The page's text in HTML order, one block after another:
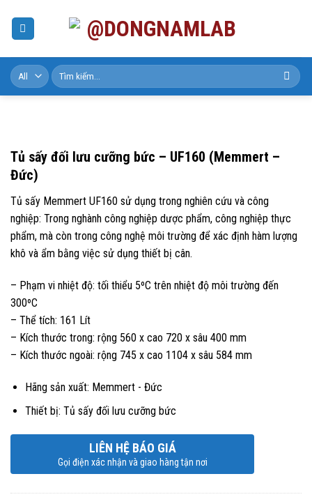
content
Tìm
kiếm:
Tủ sấy đối lưu cưỡng bức – UF160 (Memmert –
Đức)
Tủ sấy Memmert UF160 sử dụng trong nghiên cứu và công
nghiệp: Trong nghành công nghiệp dược phẩm, công nghiệp thực
phẩm, mà còn trong công nghệ môi trường để xác định hàm lượng
khô và ẩm bằng việc sử dụng thiết bị cân.
– Phạm vi nhiệt độ: tối thiểu 5ºC trên nhiệt độ môi trường đến
300ºC
– Thể tích: 161 Lít
– Kích thước trong: rộng 560 x cao 720 x sâu 400 mm
– Kích thước ngoài: rộng 745 x cao 1104 x sâu 584 mm
Hãng sản xuất: Memmert - Đức
Thiết bị: Tủ sấy đối lưu cưỡng bức
LIÊN HỆ BÁO GIÁ
Gọi điện xác nhận và giao hàng tận nơi